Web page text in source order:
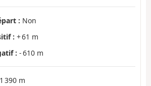
: Non
: + 61 m
: - 610 m
1 390 m